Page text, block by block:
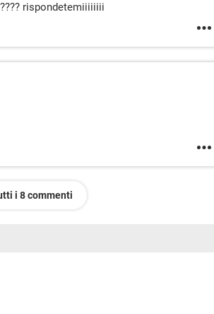
rispondetemiiiiiiii
i 8 commenti